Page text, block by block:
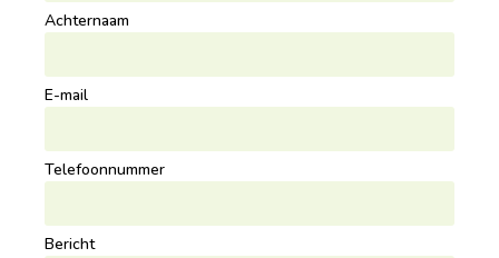
Achternaam
E-mail
Telefoonnummer
Bericht